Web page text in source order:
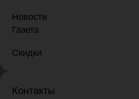
Новости
Газета
Скидки
Контакты